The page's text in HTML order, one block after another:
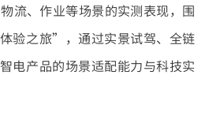
流、作业等场景的实测表现，围
验之旅”，通过实景试驾、全链
电产品的场景适配能力与科技实